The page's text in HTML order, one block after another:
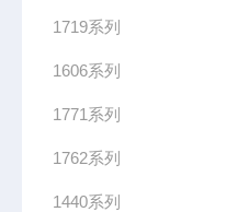
1719系列
1606系列
1771系列
1762系列
1440系列